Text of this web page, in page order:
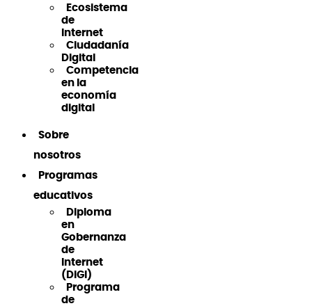
Ecosistema
de
Internet
Ciudadanía
Digital
Competencia
en la
economía
digital
Sobre
nosotros
Programas
educativos
Diploma
en
Gobernanza
de
Internet
(DiGI)
Programa
de